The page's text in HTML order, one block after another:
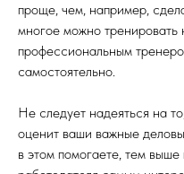
проще, чем, например,
многое можно тренировать
профессиональным
самостоятельно.
Не следует надеяться на
оценит ваши важные
в этом помогаете, тем